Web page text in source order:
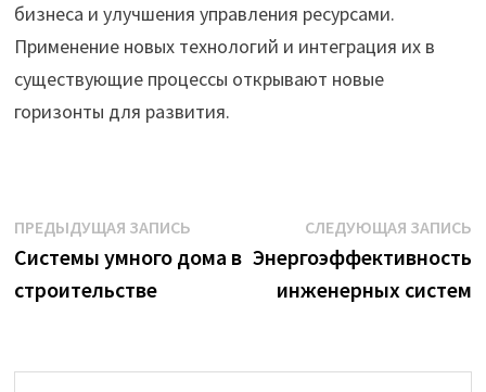
бизнеса и улучшения управления ресурсами.
Применение новых технологий и интеграция их в
существующие процессы открывают новые
горизонты для развития.
Навигация
по
записям
ПРЕДЫДУЩАЯ ЗАПИСЬПредыдущая
запись:
Системы умного дома в
строительстве
СЛЕДУЮЩАЯ ЗАПИСЬ
Энергоэффективность
инженерных систем